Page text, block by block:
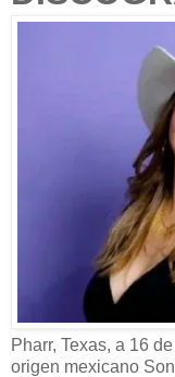
Pharr, Texas, a 16
origen mexicano